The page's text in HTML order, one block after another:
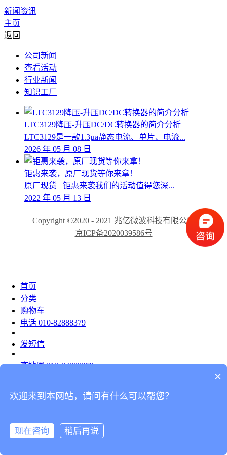
新闻资讯
主页
返回
公司新闻
查看活动
行业新闻
知识工厂
LTC3129降压-升压DC/DC转换器的简介分析
LTC3129是一款1.3µa静态电流、单片、电流...
2026 年 05 月 08 日
钜惠来袭，原厂现货等你来拿！
原厂现货 钜惠来袭我们的活动值得您深...
2022 年 05 月 13 日
Copyright ©2020 - 2021 兆亿微波科技有限公司
京ICP备2020039586号
首页
分类
购物车
电话 010-82888379
发短信
查地图 010-82888379
分享
×
欢迎来到本网站，请问有什么可以帮您？
现在咨询 稍后再说